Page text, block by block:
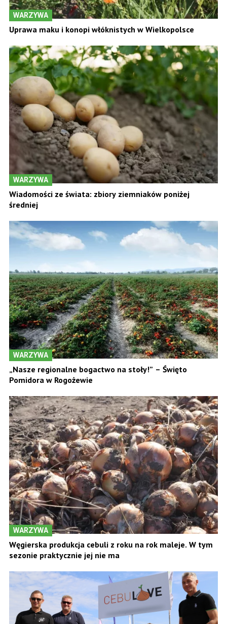
WARZYWA
Uprawa maku i konopi włóknistych w Wielkopolsce
WARZYWA
Wiadomości ze świata: zbiory ziemniaków poniżej
średniej
WARZYWA
„Nasze regionalne bogactwo na stoły!” – Święto
Pomidora w Rogożewie
WARZYWA
Węgierska produkcja cebuli z roku na rok maleje. W tym
sezonie praktycznie jej nie ma